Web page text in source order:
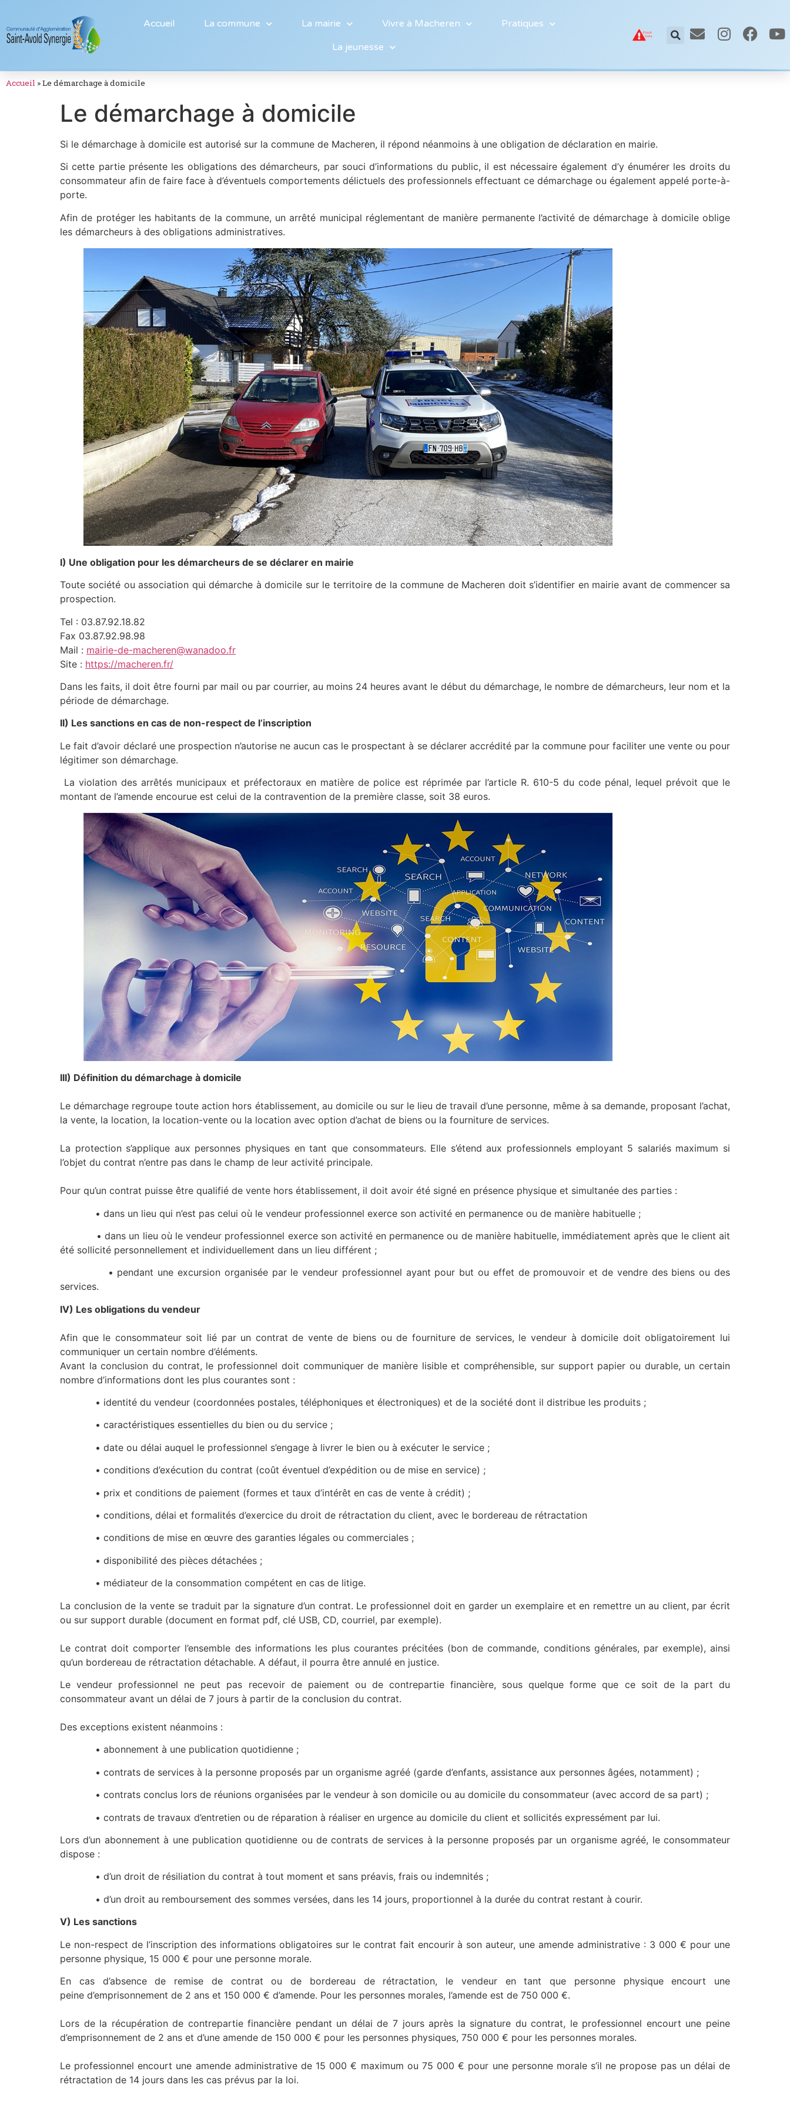
Accueil La commune La mairie Vivre à Macheren
Pratiques
La jeunesse
Accueil »Le démarchage à domicile
Le démarchage à domicile
Si le démarchage à domicile est autorisé sur la commune de Macheren, il répond néanmoins à une obligation de déclaration en mairie.
Si cette partie présente les obligations des démarcheurs, par souci d’informations du public, il est nécessaire également d’y énumérer les droits du
consommateur afin de faire face à d’éventuels comportements délictuels des professionnels effectuant ce démarchage ou également appelé porte-à-
porte.
Afin de protéger les habitants de la commune, un arrêté municipal réglementant de manière permanente l’activité de démarchage à domicile oblige
les démarcheurs à des obligations administratives.
I) Une obligation pour les démarcheurs de se déclarer en mairie
Toute société ou association qui démarche à domicile sur le territoire de la commune de Macheren doit s’identifier en mairie avant de commencer sa
prospection.
Tel : 03.87.92.18.82
Fax 03.87.92.98.98
Mail : mairie-de-macheren@wanadoo.fr
Site : https://macheren.fr/
Dans les faits, il doit être fourni par mail ou par courrier, au moins 24 heures avant le début du démarchage, le nombre de démarcheurs, leur nom et la
période de démarchage.
II) Les sanctions en cas de non-respect de l’inscription
Le fait d’avoir déclaré une prospection n’autorise ne aucun cas le prospectant à se déclarer accrédité par la commune pour faciliter une vente ou pour
légitimer son démarchage.
La violation des arrêtés municipaux et préfectoraux en matière de police est réprimée par l’article R. 610-5 du code pénal, lequel prévoit que le
montant de l’amende encourue est celui de la contravention de la première classe, soit 38 euros.
III) Définition du démarchage à domicile
Le démarchage regroupe toute action hors établissement, au domicile ou sur le lieu de travail d’une personne, même à sa demande, proposant l’achat,
la vente, la location, la location-vente ou la location avec option d’achat de biens ou la fourniture de services.
La protection s’applique aux personnes physiques en tant que consommateurs. Elle s’étend aux professionnels employant 5 salariés maximum si
l’objet du contrat n’entre pas dans le champ de leur activité principale.
Pour qu’un contrat puisse être qualifié de vente hors établissement, il doit avoir été signé en présence physique et simultanée des parties :
• dans un lieu qui n’est pas celui où le vendeur professionnel exerce son activité en permanence ou de manière habituelle ;
• dans un lieu où le vendeur professionnel exerce son activité en permanence ou de manière habituelle, immédiatement après que le client ait
été sollicité personnellement et individuellement dans un lieu différent ;
• pendant une excursion organisée par le vendeur professionnel ayant pour but ou effet de promouvoir et de vendre des biens ou des
services.
IV) Les obligations du vendeur
Afin que le consommateur soit lié par un contrat de vente de biens ou de fourniture de services, le vendeur à domicile doit obligatoirement lui
communiquer un certain nombre d’éléments.
Avant la conclusion du contrat, le professionnel doit communiquer de manière lisible et compréhensible, sur support papier ou durable, un certain
nombre d’informations dont les plus courantes sont :
• identité du vendeur (coordonnées postales, téléphoniques et électroniques) et de la société dont il distribue les produits ;
• caractéristiques essentielles du bien ou du service ;
• date ou délai auquel le professionnel s’engage à livrer le bien ou à exécuter le service ;
• conditions d’exécution du contrat (coût éventuel d’expédition ou de mise en service) ;
• prix et conditions de paiement (formes et taux d’intérêt en cas de vente à crédit) ;
• conditions, délai et formalités d’exercice du droit de rétractation du client, avec le bordereau de rétractation
• conditions de mise en œuvre des garanties légales ou commerciales ;
• disponibilité des pièces détachées ;
• médiateur de la consommation compétent en cas de litige.
La conclusion de la vente se traduit par la signature d’un contrat. Le professionnel doit en garder un exemplaire et en remettre un au client, par écrit
ou sur support durable (document en format pdf, clé USB, CD, courriel, par exemple).
Le contrat doit comporter l’ensemble des informations les plus courantes précitées (bon de commande, conditions générales, par exemple), ainsi
qu’un bordereau de rétractation détachable. A défaut, il pourra être annulé en justice.
Le vendeur professionnel ne peut pas recevoir de paiement ou de contrepartie financière, sous quelque forme que ce soit de la part du
consommateur avant un délai de 7 jours à partir de la conclusion du contrat.
Des exceptions existent néanmoins :
• abonnement à une publication quotidienne ;
• contrats de services à la personne proposés par un organisme agréé (garde d’enfants, assistance aux personnes âgées, notamment) ;
• contrats conclus lors de réunions organisées par le vendeur à son domicile ou au domicile du consommateur (avec accord de sa part) ;
• contrats de travaux d’entretien ou de réparation à réaliser en urgence au domicile du client et sollicités expressément par lui.
Lors d’un abonnement à une publication quotidienne ou de contrats de services à la personne proposés par un organisme agréé, le consommateur
dispose :
• d’un droit de résiliation du contrat à tout moment et sans préavis, frais ou indemnités ;
• d’un droit au remboursement des sommes versées, dans les 14 jours, proportionnel à la durée du contrat restant à courir.
V) Les sanctions
Le non-respect de l’inscription des informations obligatoires sur le contrat fait encourir à son auteur, une amende administrative : 3 000 € pour une
personne physique, 15 000 € pour une personne morale.
En cas d’absence de remise de contrat ou de bordereau de rétractation, le vendeur en tant que personne physique encourt une
peine d’emprisonnement de 2 ans et 150 000 € d’amende. Pour les personnes morales, l’amende est de 750 000 €.
Lors de la récupération de contrepartie financière pendant un délai de 7 jours après la signature du contrat, le professionnel encourt une peine
d’emprisonnement de 2 ans et d’une amende de 150 000 € pour les personnes physiques, 750 000 € pour les personnes morales.
Le professionnel encourt une amende administrative de 15 000 € maximum ou 75 000 € pour une personne morale s’il ne propose pas un délai de
rétractation de 14 jours dans les cas prévus par la loi.